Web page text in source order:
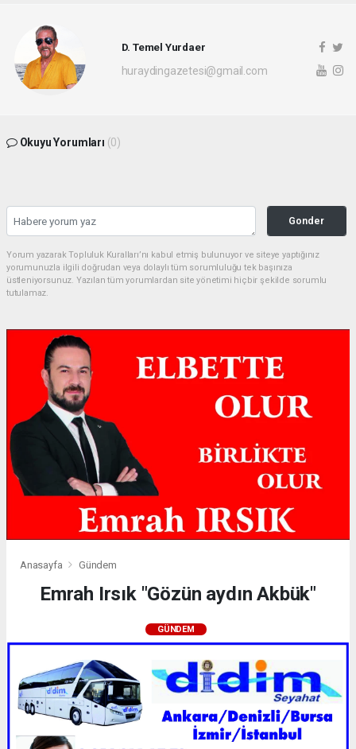
D. Temel Yurdaer
huraydingazetesi@gmail.com
Okuyu Yorumları (0)
Gonder
Yorum yazarak Topluluk Kuralları’nı kabul etmiş bulunuyor ve siteye yaptığınız
yorumunuzla ilgili doğrudan veya dolaylı tüm sorumluluğu tek başınıza
üstleniyorsunuz. Yazılan tüm yorumlardan site yönetimi hiçbir şekilde sorumlu
tutulamaz.
Anasayfa Gündem
Emrah Irsık "Gözün aydın Akbük"
GÜNDEM